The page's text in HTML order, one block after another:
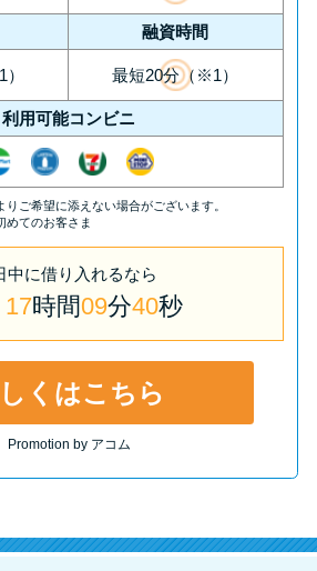
金とは？絶対審査通る？借金
む人へ街金をおすすめしな
由
でお金を借りるには？年利
ステムをカードローンと比
がお金を借りる方法があ
生がお金を借りる方法は？親
バレにくさや将来への影響
融資時間
最短20分（※1）
利用可能コンビニ
ご希望に添えない場合がございます。
てのお客さま
中に借り入れるなら
17時間09分39秒
くはこちら
Promotion by アコム